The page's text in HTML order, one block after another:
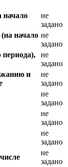
начало
не
задано
начало не
задано
периода),
не
задано
и
не
задано
не
задано
не
задано
не
задано
не
задано